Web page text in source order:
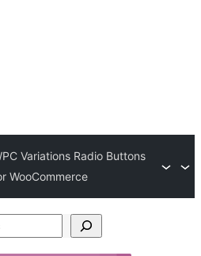
Variations Radio Buttons
WooCommerce